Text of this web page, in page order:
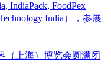
IndiaPack, FoodPex
India），参展